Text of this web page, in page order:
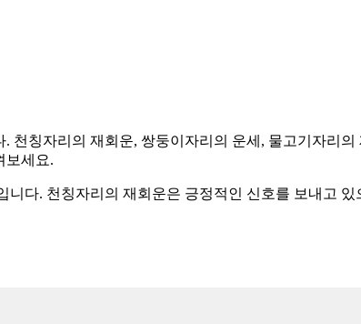
천칭자리의 재회운, 쌍둥이자리의 운세, 물고기자리
보세요.
다. 천칭자리의 재회운은 긍정적인 신호를 보내고